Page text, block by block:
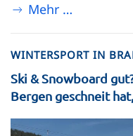
Mehr …
WINTERSPORT IN
Ski & Snowboard
Bergen geschneit